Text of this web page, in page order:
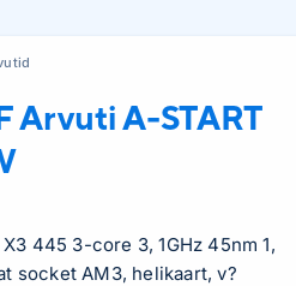
Arvuti A-START
445 3-core 3, 1GHz 45nm 1,
socket AM3, helikaart, v?